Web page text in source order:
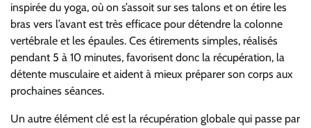
inspirée du yoga, où on s’assoit sur ses talons et on étire les
bras vers l’avant est très efficace pour détendre la colonne
vertébrale et les épaules. Ces étirements simples, réalisés
pendant 5 à 10 minutes, favorisent donc la récupération, la
détente musculaire et aident à mieux préparer son corps aux
prochaines séances.
Un autre élément clé est la récupération globale qui passe par